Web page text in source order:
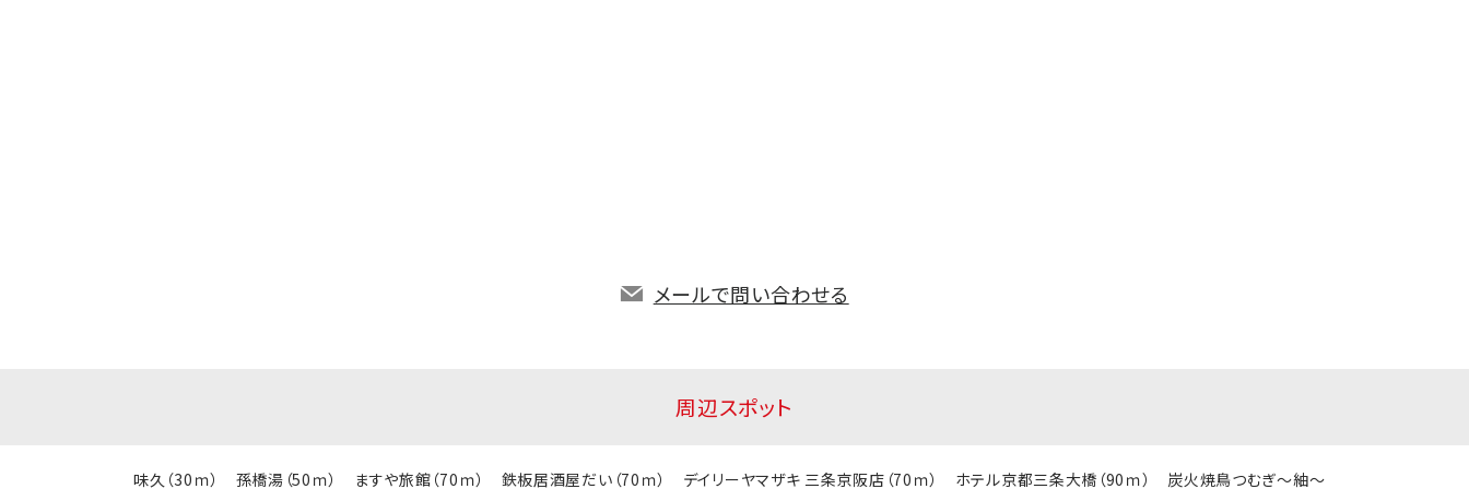
メールで問い合わせる
周辺スポット
味久（30ｍ） 孫橋湯（50ｍ） ますや旅館（70ｍ） 鉄板居酒屋だい（70ｍ） デイリーヤマザキ 三条京阪店（70ｍ） ホテル京都三条大橋（90ｍ） 炭火焼鳥つむぎ～紬～